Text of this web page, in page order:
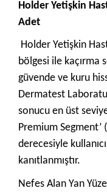
Holder Yetişkin
Adet
Holder Yetişkin
bölgesi ile kaçırma
güvende ve kuru
Dermatest
sonucu en üst
Premium Segment’
derecesiyle
kanıtlanmıştır.
Nefes Alan Yan